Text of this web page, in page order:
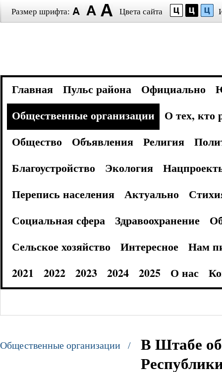
Размер шрифта: Цвета сайта
Главная Пульс района Официально
Общественные организации
О тех, кто
Общество
Объявления Религия
Благоустройство
Экология
Перепись населения
Актуально
Социальная сфера
Здравоохранение
Сельское хозяйство
Интересное
Нам
2021
2022 2023 2024 2025 О нас
Общественные организации /
В Штабе